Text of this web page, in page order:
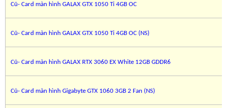
Cũ- Card màn hình GALAX GTX 1050 Ti 4GB OC
Cũ- Card màn hình GALAX GTX 1050 Ti 4GB OC (NS)
Cũ- Card màn hình GALAX RTX 3060 EX White 12GB GDDR6
Cũ- Card màn hình Gigabyte GTX 1060 3GB 2 Fan (NS)